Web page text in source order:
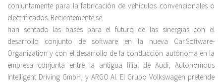
conjuntamente para la fabricación de vehículos convencionales o
electrificados. Recientemente se
han sentado las bases para el futuro de las sinergias con el
desarrollo conjunto de software en la nueva Car.Software-
Organization y con el desarrollo de la conducción autónoma en la
empresa conjunta entre la antigua filial de Audi, Autonomous
Intelligent Driving GmbH, y ARGO AI. El Grupo Volkswagen pretende